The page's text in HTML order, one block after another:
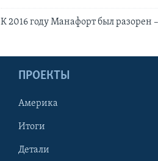
К 2016 году Манафорт был разорен
ПРОЕКТЫ
Америка
Итоги
Детали